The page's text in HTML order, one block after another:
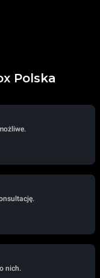
Polska
nich.